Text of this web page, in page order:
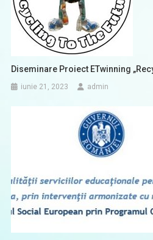
Diseminare Proiect ETwinning
iunie 21, 2023 admin